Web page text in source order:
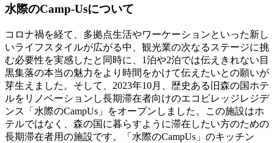
水際のCamp-Usについて
コロナ禍を経て、多拠点生活やワーケーションといった新し
いライフスタイルが広がる中、観光業の次なるステージに挑
む必要性を実感したと同時に、1泊や2泊では伝えきれない目
黒集落の本当の魅力をより時間をかけて伝えたいとの願いが
芽生えました。そして、2023年10月、歴史ある旧森の国ホテ
ルをリノベーションし長期滞在者向けのエコビレッジレジデ
ンス「水際のCampUs」をオープンしました。この施設はホ
テルではなく、森の国に暮らすように滞在したい方のための
長期滞在者用の施設です。「水際のCampUs」のキッチン